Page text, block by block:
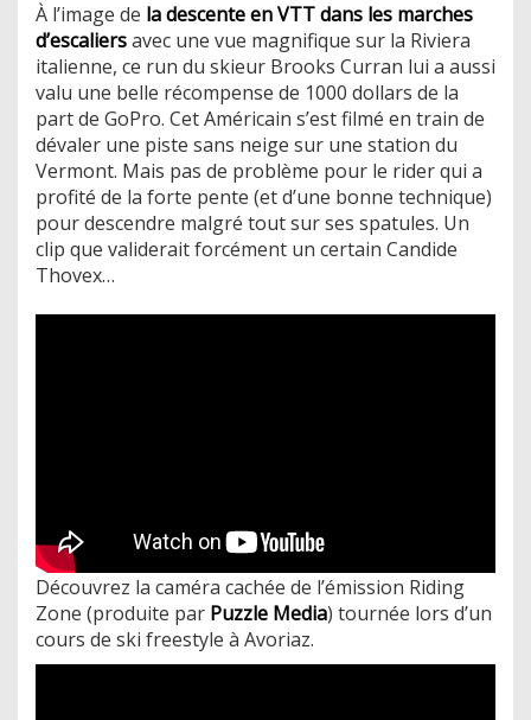
À l’image de la descente en VTT dans les marches
d’escaliersavec une vue magnifique sur la Riviera
italienne, ce run du skieur Brooks Curran lui a aussi
valu une belle récompense de 1000 dollars de la
part de GoPro. Cet Américain s’est filmé en train de
dévaler une piste sans neige sur une station du
Vermont. Mais pas de problème pour le rider qui a
profité de la forte pente (et d’une bonne technique)
pour descendre malgré tout sur ses spatules. Un
clip que validerait forcément un certain Candide
Thovex…
Découvrez la caméra cachée de l’émission Riding
Zone (produite par Puzzle Media) tournée lors d’un
cours de ski freestyle à Avoriaz.